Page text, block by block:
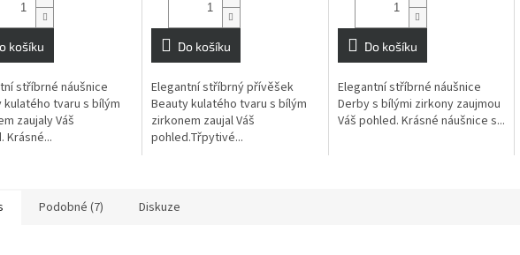
košíku
stříbrné náušnice
kulatého tvaru s bílým
zaujaly Váš
Krásné...
Do košíku
Elegantní stříbrný přívěšek
Beauty kulatého tvaru s bílým
zirkonem zaujal Váš
pohled.Třpytivé...
Do košíku
Elegantní stříbrné náušnice
Derby s bílými zirkony zaujmou
Váš pohled. Krásné náušnice s...
Podobné (7) Diskuze